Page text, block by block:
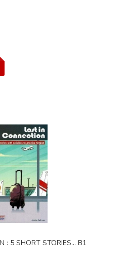
: 5 SHORT STORIES... B1